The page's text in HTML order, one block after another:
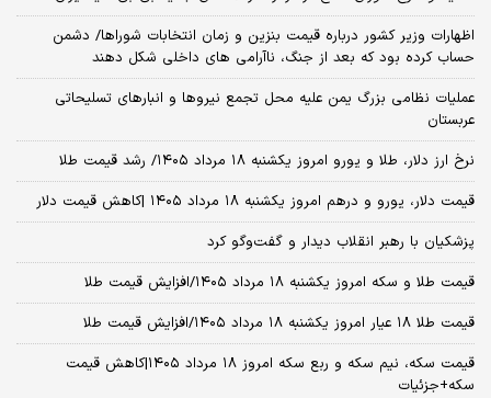
اظهارات وزیر کشور درباره قیمت بنزین و زمان انتخابات شوراها/ دشمن
حساب کرده بود که بعد از جنگ، ناآرامی‌ های داخلی شکل دهند
عملیات نظامی بزرگ یمن علیه محل تجمع نیروها و انبارهای تسلیحاتی
عربستان
نرخ ارز دلار، طلا و یورو امروز یکشنبه ۱۸ مرداد ۱۴۰۵/ رشد قیمت طلا
قیمت دلار، یورو و درهم امروز یکشنبه ۱۸ مرداد ۱۴۰۵ |کاهش قیمت دلار
پزشکیان با رهبر انقلاب دیدار و گفت‌وگو کرد
قیمت طلا و سکه امروز یکشنبه ۱۸ مرداد ۱۴۰۵/افزایش قیمت طلا
قیمت طلا ۱۸ عیار امروز یکشنبه ۱۸ مرداد ۱۴۰۵/افزایش قیمت طلا
قیمت سکه، نیم سکه و ربع سکه امروز ۱۸ مرداد ۱۴۰۵|کاهش قیمت
سکه+جزئیات